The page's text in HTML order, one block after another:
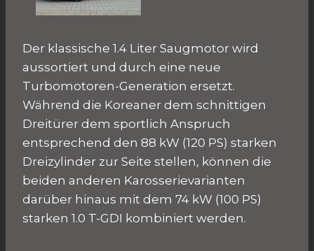
Der klassische 1.4 Liter Saugmotor wird
aussortiert und durch eine neue
Turbomotoren-Generation ersetzt.
Während die Koreaner dem schnittigen
Dreitürer dem sportlich Anspruch
entsprechend den 88 kW (120 PS) starken
Dreizylinder zur Seite stellen, können die
beiden anderen Karosserievarianten
darüber hinaus mit dem 74 kW (100 PS)
starken 1.0 T-GDI kombiniert werden.